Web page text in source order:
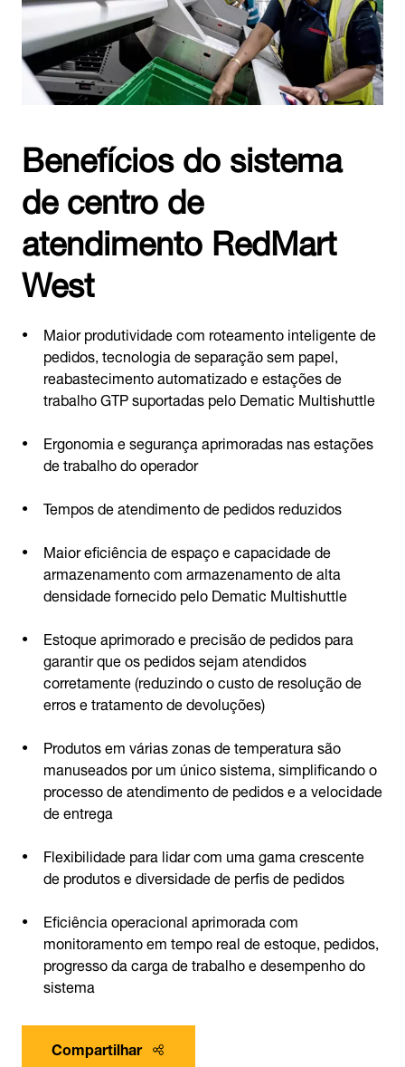
Benefícios do sistema
de centro de
atendimento RedMart
West
Maior produtividade com roteamento inteligente de
pedidos, tecnologia de separação sem papel,
reabastecimento automatizado e estações de
trabalho GTP suportadas pelo Dematic Multishuttle
Ergonomia e segurança aprimoradas nas estações
de trabalho do operador
Tempos de atendimento de pedidos reduzidos
Maior eficiência de espaço e capacidade de
armazenamento com armazenamento de alta
densidade fornecido pelo Dematic Multishuttle
Estoque aprimorado e precisão de pedidos para
garantir que os pedidos sejam atendidos
corretamente (reduzindo o custo de resolução de
erros e tratamento de devoluções)
Produtos em várias zonas de temperatura são
manuseados por um único sistema, simplificando o
processo de atendimento de pedidos e a velocidade
de entrega
Flexibilidade para lidar com uma gama crescente
de produtos e diversidade de perfis de pedidos
Eficiência operacional aprimorada com
monitoramento em tempo real de estoque, pedidos,
progresso da carga de trabalho e desempenho do
sistema
Compartilhar